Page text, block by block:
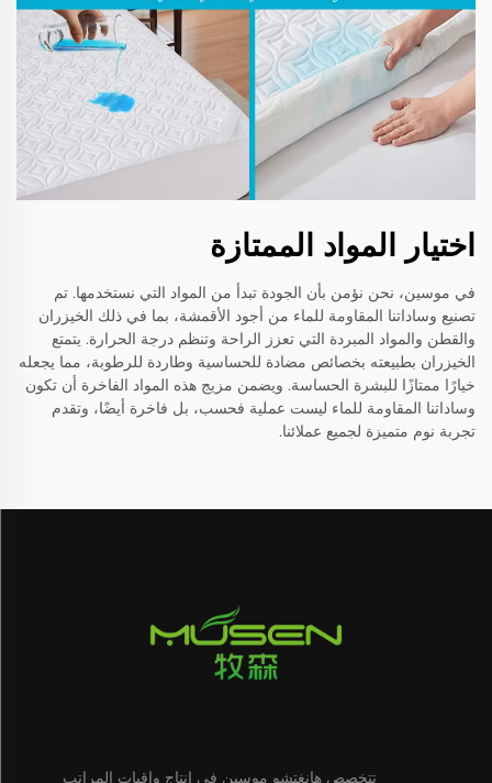
اختيار المواد الممتازة
في موسين، نحن نؤمن بأن الجودة تبدأ من المواد التي نستخدمها. تم
تصنيع وساداتنا المقاومة للماء من أجود الأقمشة، بما في ذلك الخيزران
والقطن والمواد المبردة التي تعزز الراحة وتنظم درجة الحرارة. يتمتع
الخيزران بطبيعته بخصائص مضادة للحساسية وطاردة للرطوبة، مما يجعله
خيارًا ممتازًا للبشرة الحساسة. ويضمن مزيج هذه المواد الفاخرة أن تكون
وساداتنا المقاومة للماء ليست عملية فحسب، بل فاخرة أيضًا، وتقدم
تجربة نوم متميزة لجميع عملائنا.
تتخصص هانغتشو موسين في إنتاج واقيات المراتب